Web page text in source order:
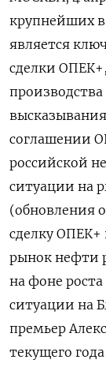
крупнейших
является
сделки
соглашении
российской
ситуации на
(обновления
сделку
рынок нефти
на фоне
ситуации на
премьер
текущего